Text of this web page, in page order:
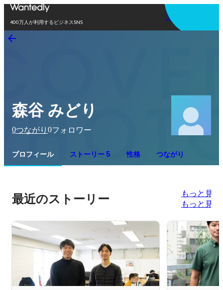
400万人が利用するビジネスSNS
アプリを使う
森谷 みどり
0つながり 0フォロワー
プロフィール ストーリー 5 性格 つながり
最近のストーリー
もっと見る
もっと見る